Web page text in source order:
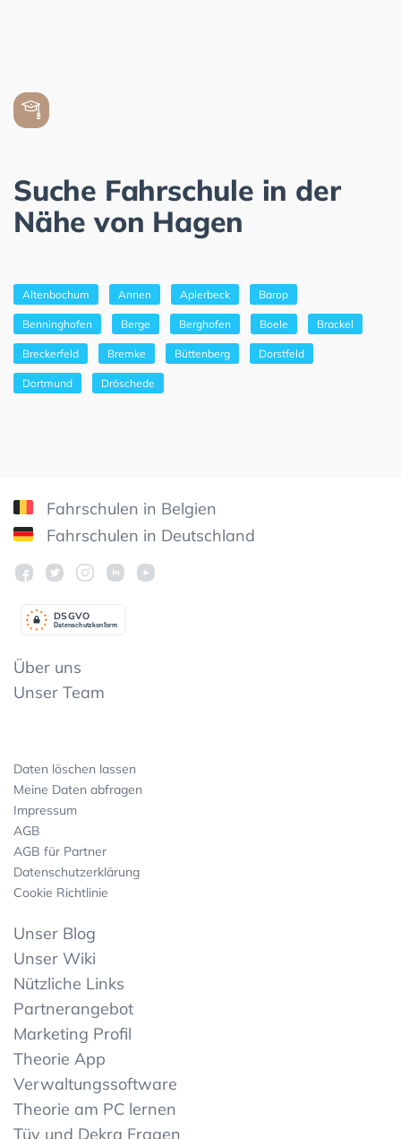
Suche Fahrschule in der
Nähe von Hagen
Altenbochum Annen Aplerbeck Barop
Benninghofen Berge Berghofen Boele Brackel
Breckerfeld Bremke Büttenberg Dorstfeld
Dortmund Dröschede
Fahrschulen in Belgien
Fahrschulen in Deutschland
Datenschutzkonform
DSGVO
Über uns
Unser Team
Daten löschen lassen
Meine Daten abfragen
Impressum
AGB
AGB für Partner
Datenschutzerklärung
Cookie Richtlinie
Unser Blog
Unser Wiki
Nützliche Links
Partnerangebot
Marketing Profil
Theorie App
Verwaltungssoftware
Theorie am PC lernen
Tüv und Dekra Fragen